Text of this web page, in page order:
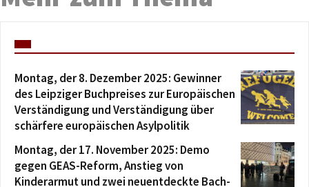
Montag, der 8. Dezember 2025: Gewinner
des Leipziger Buchpreises zur Europäischen
Verständigung und Verständigung über
schärfere europäischen Asylpolitik
Montag, der 17. November 2025: Demo
gegen GEAS-Reform, Anstieg von
Kinderarmut und zwei neuentdeckte Bach-